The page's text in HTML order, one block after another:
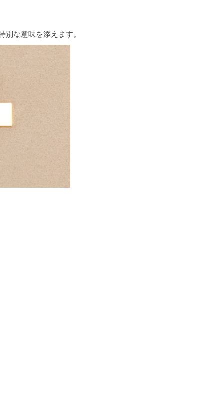
な意味を添えます。